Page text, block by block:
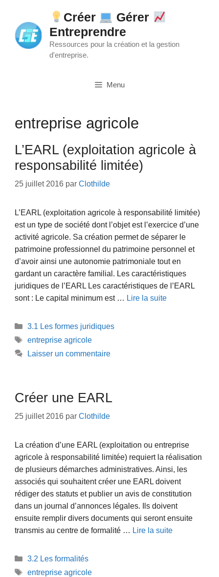
contenu
Créer
Gérer
Entreprendre
Ressources pour la création et la gestion
d'entreprise.
Menu
entreprise agricole
L’EARL (exploitation agricole à
responsabilité limitée)
25 juillet 2016 par Clothilde
L’EARL (exploitation agricole à responsabilité limitée)
est un type de société dont l’objet est l’exercice d’une
activité agricole. Sa création permet de séparer le
patrimoine professionnel du patrimoine personnel et
d’avoir ainsi une autonomie patrimoniale tout en
gardant un caractère familial. Les caractéristiques
juridiques de l’EARL Les caractéristiques de l’EARL
sont : Le capital minimum est … Lire la suite
Catégories
3.1 Les formes juridiques
Étiquettes
entreprise agricole
Laisser un commentaire
Créer une EARL
25 juillet 2016 par Clothilde
La création d’une EARL (exploitation ou entreprise
agricole à responsabilité limitée) requiert la réalisation
de plusieurs démarches administratives. Ainsi, les
associés qui souhaitent créer une EARL doivent
rédiger des statuts et publier un avis de constitution
dans un journal d’annonces légales. Ils doivent
ensuite remplir divers documents qui seront ensuite
transmis au centre de formalité … Lire la suite
Catégories
3.2 Les formalités
Étiquettes
entreprise agricole